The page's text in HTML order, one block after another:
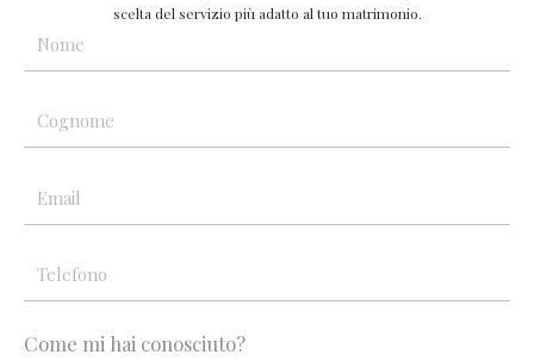
scelta del servizio più adatto al tuo matrimonio.
Come mi hai conosciuto?